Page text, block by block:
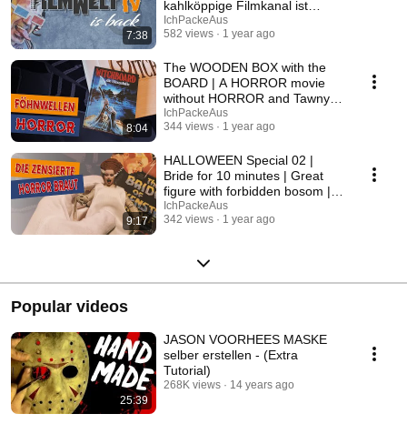
7:38
kahlköppige Filmkanal ist
natürlich FilmWeltTV
IchPackeAus
582 views
1 year ago
8:04
The WOODEN BOX with the
BOARD | A HORROR movie
without HORROR and Tawny
Kitaen rubs the WITCHBOARD
IchPackeAus
344 views
1 year ago
9:17
HALLOWEEN Special 02 |
Bride for 10 minutes | Great
figure with forbidden bosom |
Interesting info
IchPackeAus
342 views
1 year ago
Popular videos
25:39
JASON VOORHEES MASKE
selber erstellen - (Extra
Tutorial)
268K views 14 years ago